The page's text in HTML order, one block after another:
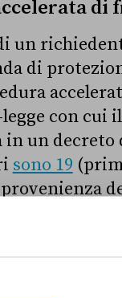
di
un
di
con cui
un decreto
sono 19
il nome, la
procedura